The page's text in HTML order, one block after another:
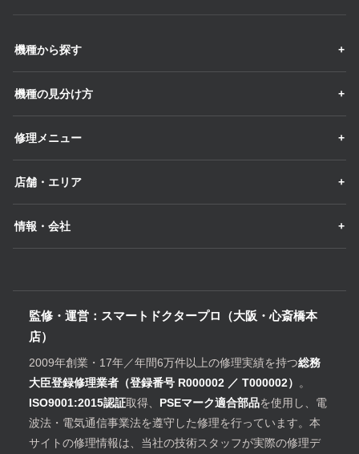
機種から探す
機種の見分け方
修理メニュー
店舗・エリア
情報・会社
監修・運営：スマートドクタープロ（大阪・心斎橋本
店）
2009年創業・17年／年間6万件以上の修理実績を持つ総務
大臣登録修理業者（登録番号 R000002 ／ T000002）
。
ISO9001:2015認証取得、 PSEマーク適合部品を使用し、電
波法・電気通信事業法を遵守した修理を行っています。本
サイトの修理情報は、当社の技術スタッフが実際の修理デ